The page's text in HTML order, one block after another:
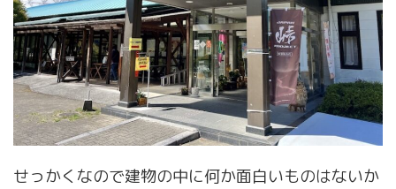
せっかくなので建物の中に何か面白いものはないか